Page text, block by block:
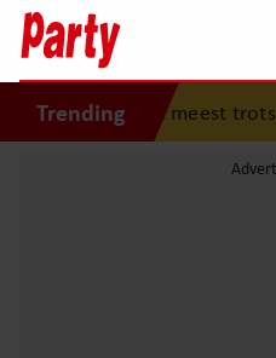
Trending
het meest trots op hen”•